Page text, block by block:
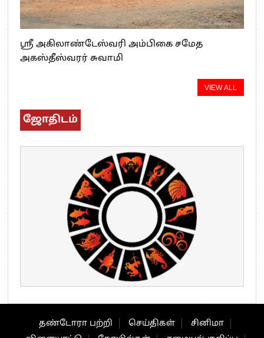
ஸ்ரீ அகிலாண்டேஸ்வரி அம்பிகை சமேத
அகஸ்தீஸ்வரர் சுவாமி
VIEW ALL
ஜோதிடம்
தண்டோரா பற்றி செய்திகள்
சினிமா